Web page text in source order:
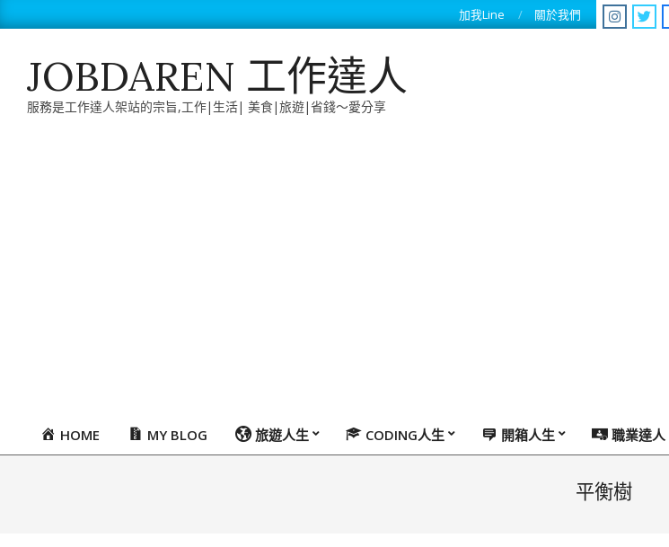
to
加我Line 關於我們
JOBDAREN 工作達人
服務是工作達人架站的宗旨,工作|生活| 美食|旅遊|省錢～愛分享
PrimaryHOME MY BLOG 旅遊人生 CODING人生 開箱人生 職業達人
平衡樹